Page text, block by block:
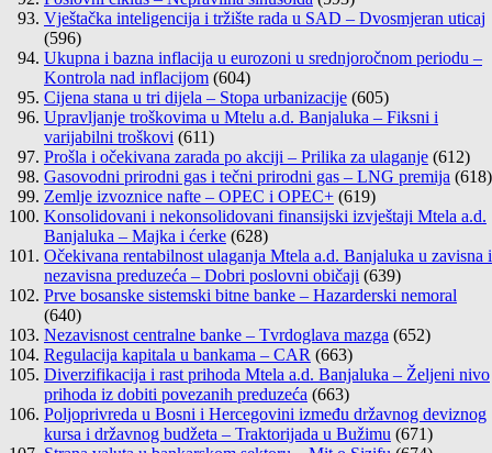
Vještačka inteligencija i tržište rada u SAD – Dvosmjeran uticaj
(596)
Ukupna i bazna inflacija u eurozoni u srednjoročnom periodu –
Kontrola nad inflacijom (604)
Cijena stana u tri dijela – Stopa urbanizacije (605)
Upravljanje troškovima u Mtelu a.d. Banjaluka – Fiksni i
varijabilni troškovi (611)
Prošla i očekivana zarada po akciji – Prilika za ulaganje (612)
Gasovodni prirodni gas i tečni prirodni gas – LNG premija (618)
Zemlje izvoznice nafte – OPEC i OPEC+ (619)
Konsolidovani i nekonsolidovani finansijski izvještaji Mtela a.d.
Banjaluka – Majka i ćerke (628)
Očekivana rentabilnost ulaganja Mtela a.d. Banjaluka u zavisna i
nezavisna preduzeća – Dobri poslovni običaji (639)
Prve bosanske sistemski bitne banke – Hazarderski nemoral
(640)
Nezavisnost centralne banke – Tvrdoglava mazga (652)
Regulacija kapitala u bankama – CAR (663)
Diverzifikacija i rast prihoda Mtela a.d. Banjaluka – Željeni nivo
prihoda iz dobiti povezanih preduzeća (663)
Poljoprivreda u Bosni i Hercegovini između državnog deviznog
kursa i državnog budžeta – Traktorijada u Bužimu (671)